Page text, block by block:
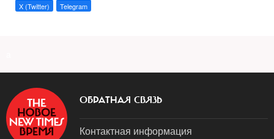
X (Twitter) Telegram
ОБРАТНАЯ СВЯЗЬ
Контактная информация